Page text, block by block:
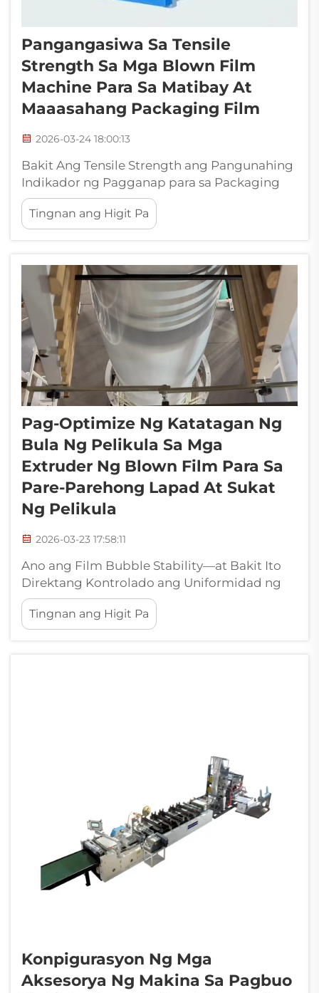
Pangangasiwa Sa Tensile
Strength Sa Mga Blown Film
Machine Para Sa Matibay At
Maaasahang Packaging Film
2026-03-24 18:00:13
Bakit Ang Tensile Strength ang Pangunahing
Indikador ng Pagganap para sa Packaging
Film: Pag-uugnay ng tensile strength sa mga
tunay na pangangailangan sa packaging—
tulad ng paglaban sa pagsasalot, integridad
pinag-uusapan ang mga packaging film,
mahalaga ang tensile strength...
Tingnan ang Higit Pa
Pag-Optimize Ng Katatagan Ng
Bula Ng Pelikula Sa Mga
Extruder Ng Blown Film Para Sa
Pare-Parehong Lapad At Sukat
Ng Pelikula
2026-03-23 17:58:11
Ano ang Film Bubble Stability—at Bakit Ito
Direktang Kontrolado ang Uniformidad ng
Lapad at Gauge? Ang film bubble stability ay
tumutukoy sa pare-parehong pagbuo at
pagpapanatili ng polymer bubble habang
Tingnan ang Higit Pa
Konpigurasyon Ng Mga
Aksesorya Ng Makina Sa Pagbuo